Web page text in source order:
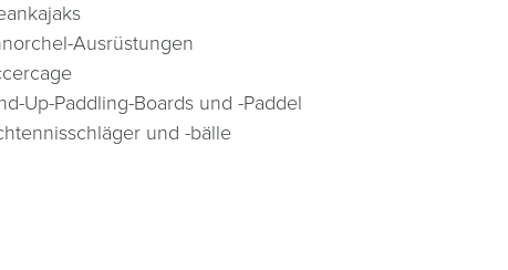
Ausrüstungen
Up-Paddling-Boards und -Paddel
und -bälle